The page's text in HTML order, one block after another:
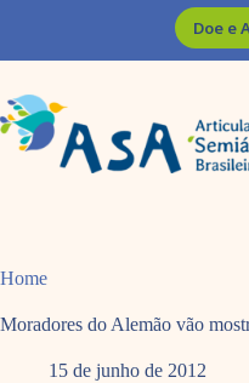
Doe e
Home
Moradores do Alemão vão
15 de junho de 2012